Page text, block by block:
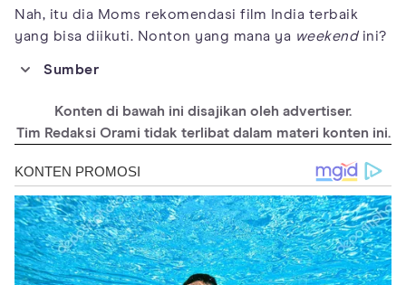
Nah, itu dia Moms rekomendasi film India terbaik
yang bisa diikuti. Nonton yang mana ya weekendini?
Sumber
Konten di bawah ini disajikan oleh advertiser.
Tim Redaksi Orami tidak terlibat dalam materi konten ini.